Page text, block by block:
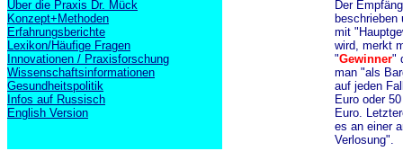
Über die Praxis Dr. Mück
Konzept+Methoden
Erfahrungsberichte
Lexikon/Häufige Fragen
Innovationen / Praxisforschung
Wissenschaftsinformationen
Gesundheitspolitik
Infos auf Russisch
English Version
Der
mit
wird, merkt
"Gewinner"
man "als
auf jeden
Euro oder
Euro.
es an einer
Verlosung".